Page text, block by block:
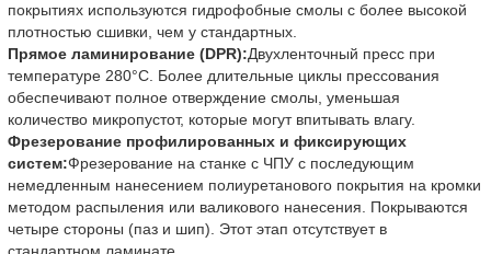
покрытиях используются гидрофобные смолы с более высокой
плотностью сшивки, чем у стандартных.
Прямое ламинирование (DPR):Двухленточный пресс при
температуре 280°C. Более длительные циклы прессования
обеспечивают полное отверждение смолы, уменьшая
количество микропустот, которые могут впитывать влагу.
Фрезерование профилированных и фиксирующих
систем:Фрезерование на станке с ЧПУ с последующим
немедленным нанесением полиуретанового покрытия на кромки
методом распыления или валикового нанесения. Покрываются
четыре стороны (паз и шип). Этот этап отсутствует в